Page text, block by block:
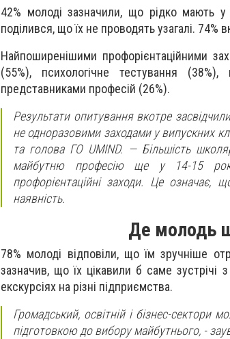
42% молоді зазначили, що рідко мають
поділився, що їх не проводять узагалі. 74%
Найпоширенішими профорієнтаційними
(55%), психологічне тестування (38%),
представниками професій (26%).
Результати опитування вкотре
не одноразовими заходами у випускних
та голова ГО UMIND. — Більшість
майбутню професію ще у 14-15
профорієнтаційні заходи. Це означає,
наявність.
Де молодь
78% молоді відповіли, що їм зручніше
зазначив, що їх цікавили б саме зустрічі
екскурсіях на різні підприємства.
Громадський, освітній і бізнес-сектори
підготовкою до вибору майбутнього, -